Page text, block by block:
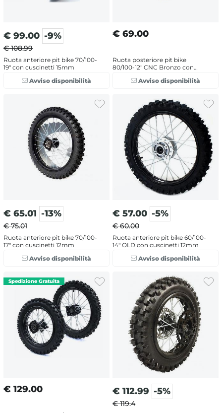
€ 99.00 -9%
€ 108.99
Ruota anteriore pit bike 70/100-
19" con cuscinetti 15mm
Avviso disponibilità
€ 69.00
Ruota posteriore pit bike
80/100-12" CNC Bronzo con
Avviso disponibilità
€ 65.01 -13%
€ 75.01
Ruota anteriore pit bike 70/100-
17" con cuscinetti 12mm
Avviso disponibilità
€ 57.00 -5%
€ 60.00
Ruota anteriore pit bike 60/100-
14" OLD con cuscinetti 12mm
Avviso disponibilità
€ 129.00 € 112.99 -5%
€ 119.4